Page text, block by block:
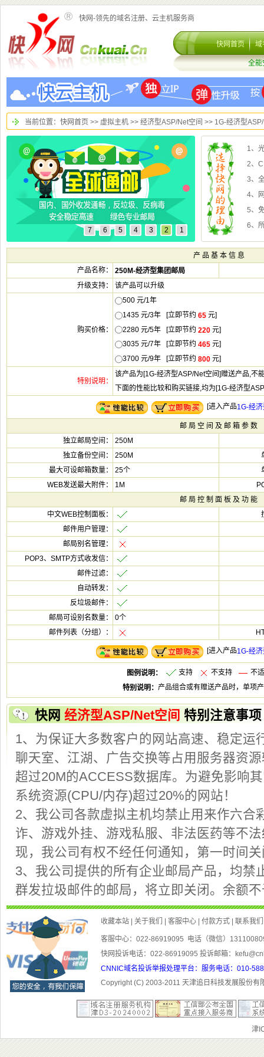
快网-领先的域名注册、云主机服务商
> > >> 1G-经济型
2、
3、
4、
5、
6、
该产品可以升
500 元/1
1435 元/3年 [立即节
元]
2280 元/5年 [立即节
元]
3035 元/7年 [立即节
元]
3700 元/9年 [立即节
元]
该产品为[1G-经济型ASP/Net空间]赠送产品,不
下面的性能比较和购买链接,均为[1G-经济型
[
250M
250M
25个
1M
0个
[
支 不支
快 特别注意事项
2、我公司各款虚拟主机均禁止用来作六合
现，我公司有权不经任何通知，第一时间
3、我公司提供的所有企业邮局产品，均禁
客服中心：022-86919095 电话（微信）
快网投诉电话：022-86919095 投诉邮箱：
CNNIC域名投诉举报处理平台：服务电话：010-
Copyright (C) 2003-201